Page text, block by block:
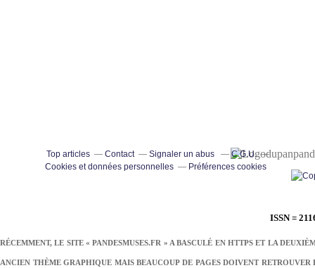
ISSN =
RÉCEMMENT, LE SITE « PANDESMUSES.FR » A BASCULÉ EN HTTPS ET LA
ANCIEN THÈME GRAPHIQUE MAIS BEAUCOUP DE PAGES DOIVENT
Top articles Contact Signaler un abus
C.G.U.
Cookies et données personnelles
Préférences cookies